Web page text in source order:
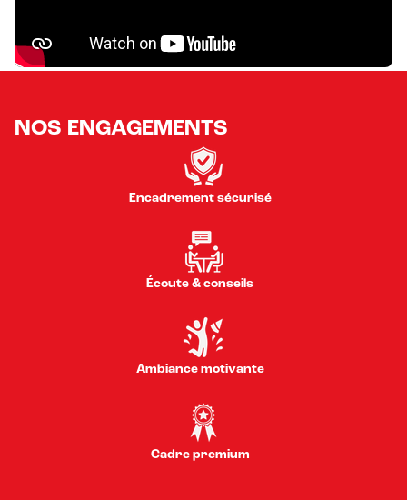
NOS ENGAGEMENTS
Encadrement sécurisé
Écoute & conseils
Ambiance motivante
Cadre premium